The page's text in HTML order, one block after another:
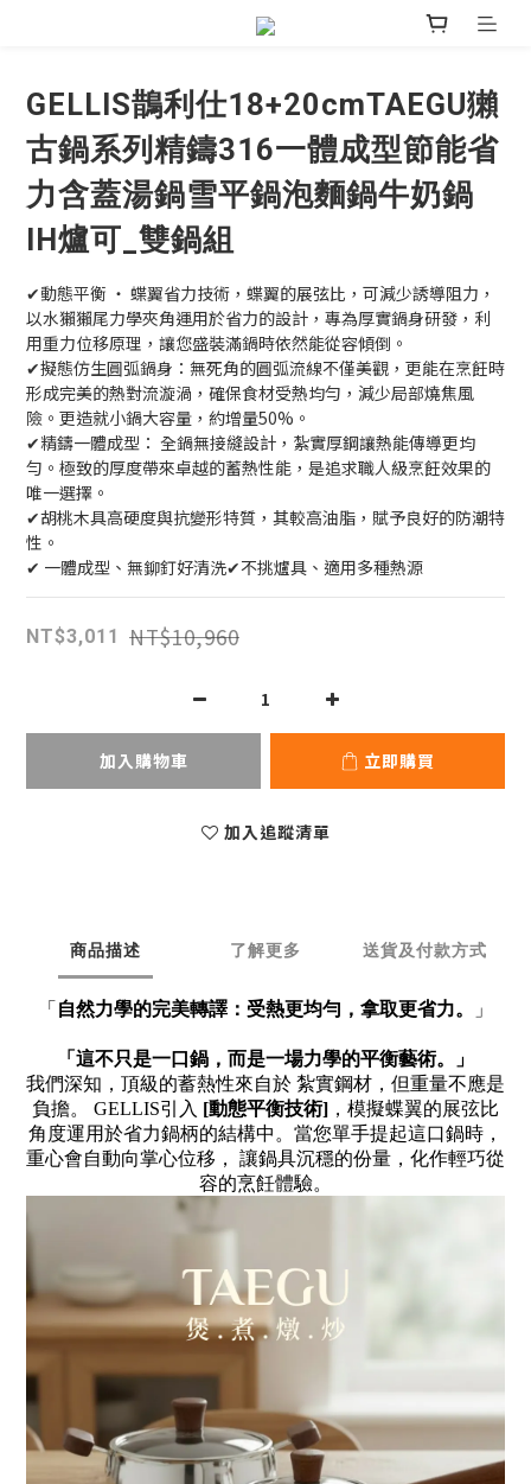
GELLIS鵲利仕18+20cmTAEGU獺
古鍋系列精鑄316一體成型節能省
力含蓋湯鍋雪平鍋泡麵鍋牛奶鍋
IH爐可_雙鍋組
✔動態平衡 ‧ 蝶翼省力技術，蝶翼的展弦比，可減少誘導阻力，
以水獺獺尾力學夾角運用於省力的設計，專為厚實鍋身研發，利
用重力位移原理，讓您盛裝滿鍋時依然能從容傾倒。
✔擬態仿生圓弧鍋身：無死角的圓弧流線不僅美觀，更能在烹飪時
形成完美的熱對流漩渦，確保食材受熱均勻，減少局部燒焦風
險。更造就小鍋大容量，約增量50%。
✔精鑄一體成型： 全鍋無接縫設計，紮實厚鋼讓熱能傳導更均
勻。極致的厚度帶來卓越的蓄熱性能，是追求職人級烹飪效果的
唯一選擇。
✔胡桃木具高硬度與抗變形特質，其較高油脂，賦予良好的防潮特
性。
✔ 一體成型、無鉚釘好清洗✔不挑爐具、適用多種熱源
NT$3,011 NT$10,960
加入購物車 立即購買
加入追蹤清單
商品描述 了解更多 送貨及付款方式
「 自然力學的完美轉譯：受熱更均勻，拿取更省力。 」
「這不只是一口鍋，而是一場力學的平衡藝術。」
我們深知，頂級的蓄熱性來自於 紮實鋼材，但重量不應是
負擔。 GELLIS引入 [動態平衡技術] ，模擬蝶翼的展弦比
角度運用於省力鍋柄的結構中。當您單手提起這口鍋時，
重心會自動向掌心位移， 讓鍋具沉穩的份量，化作輕巧從
容的烹飪體驗。